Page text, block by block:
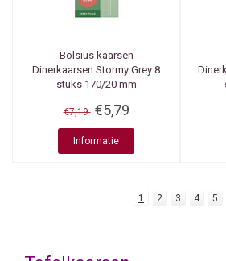
Bolsius kaarsen
Dinerkaarsen Stormy Grey 8
stuks 170/20 mm
€7,19 €5,79
Informatie
1 2 3 4 5